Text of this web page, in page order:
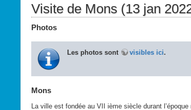
Visite de Mons (13 jan
Photos
Les photos sont visibles ici.
Mons
La ville est fondée au VII ième siècle durant